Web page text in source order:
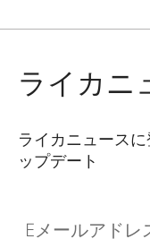
ライカニ
ライカニュース
ップデート